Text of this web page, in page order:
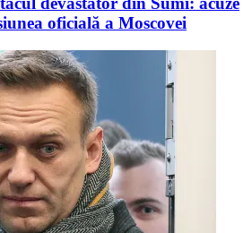
oficială a Moscovei